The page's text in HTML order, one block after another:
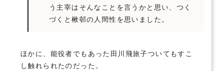
う主宰はそんなことを言うかと思い、つく
づくと楸邨の人間性を思いました。
ほかに、能役者でもあった田川飛旅子ついてもすこ
し触れられたのだった。